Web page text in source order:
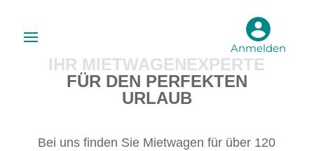
Anmelden
IHR MIETWAGENEXPERTE
FÜR DEN PERFEKTEN
URLAUB
Bei uns finden Sie Mietwagen für über 120